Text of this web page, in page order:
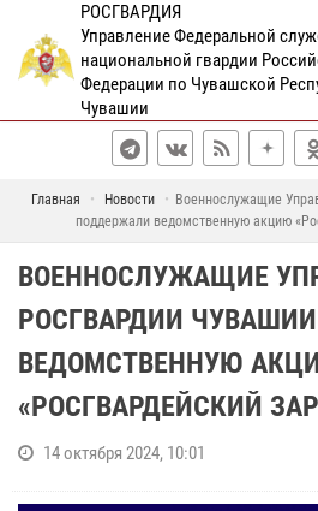
РОСГВАРДИЯ
Управление Федеральной
национальной гвардии
Федерации по Чувашской
Чувашии
Главная Новости
Военнослужащие
поддержали ведомственную акцию
ВОЕННОСЛУЖАЩИЕ
РОСГВАРДИИ
ВЕДОМСТВЕННУЮ
«РОСГВАРДЕЙСКИЙ
14 октября 2024, 10:01